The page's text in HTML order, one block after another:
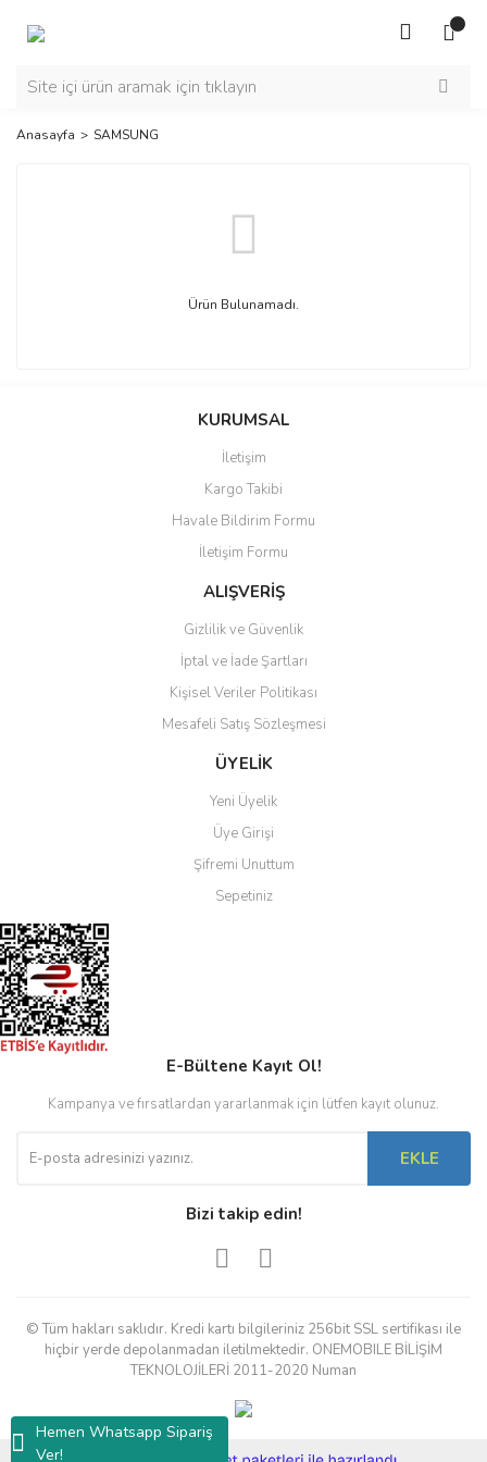
Hemen Whatsapp Sipariş
Ver!
Anasayfa SAMSUNG
Ürün Bulunamadı.
KURUMSAL
İletişim
Kargo Takibi
Havale Bildirim Formu
İletişim Formu
ALIŞVERİŞ
Gizlilik ve Güvenlik
İptal ve İade Şartları
Kişisel Veriler Politikası
Mesafeli Satış Sözleşmesi
ÜYELİK
Yeni Üyelik
Üye Girişi
Şifremi Unuttum
Sepetiniz
E-Bültene Kayıt Ol!
Kampanya ve fırsatlardan yararlanmak için lütfen kayıt olunuz.
EKLE
Bizi takip edin!
© Tüm hakları saklıdır. Kredi kartı bilgileriniz 256bit SSL sertifikası ile
hiçbir yerde depolanmadan iletilmektedir. ONEMOBILE BİLİŞİM
TEKNOLOJİLERİ 2011-2020 Numan